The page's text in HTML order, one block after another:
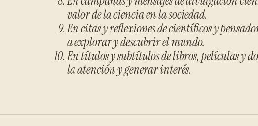
valor de la ciencia en la sociedad.
En citas y reflexiones de científicos y
a explorar y descubrir el mundo.
En títulos y subtítulos de libros, películas y
la atención y generar interés.